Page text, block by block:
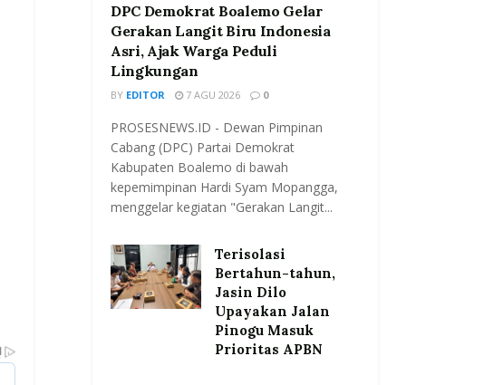
DPC Demokrat Boalemo Gelar
Gerakan Langit Biru Indonesia
Asri, Ajak Warga Peduli
Lingkungan
BY EDITOR 7 AGU 2026 0
PROSESNEWS.ID - Dewan Pimpinan
Cabang (DPC) Partai Demokrat
Kabupaten Boalemo di bawah
kepemimpinan Hardi Syam Mopangga,
menggelar kegiatan "Gerakan Langit...
Terisolasi
Bertahun-tahun,
Jasin Dilo
Upayakan Jalan
Pinogu Masuk
Prioritas APBN